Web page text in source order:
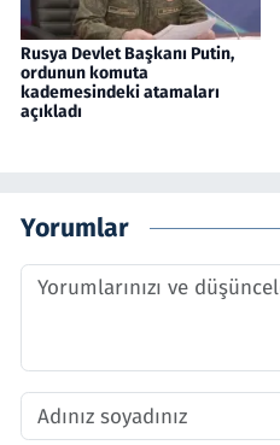
Rusya Devlet Başkanı Putin,
ordunun komuta
kademesindeki atamaları
açıkladı
Yorumlar